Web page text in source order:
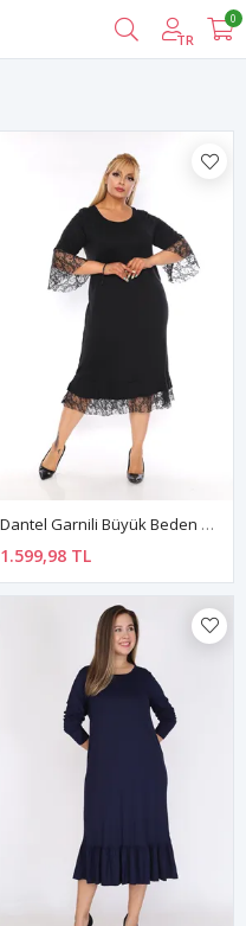
TR
0
Dantel Garnili Büyük Beden Elbise 13C-1331
1.599,98 TL